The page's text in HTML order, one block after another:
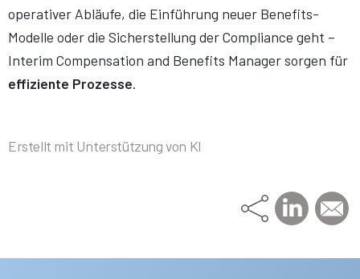
operativer Abläufe, die Einführung neuer Benefits-
Modelle oder die Sicherstellung der Compliance geht –
Interim Compensation and Benefits Manager sorgen für
effiziente Prozesse.
Erstellt mit Unterstützung von KI